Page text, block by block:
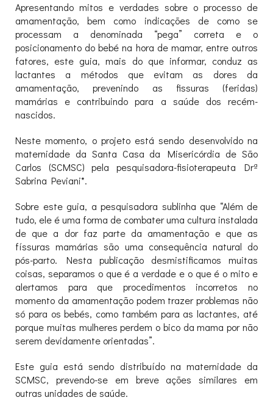
Apresentando mitos e verdades sobre o processo de
amamentação, bem como indicações de como se
processam a denominada “pega” correta e o
posicionamento do bebé na hora de mamar, entre outros
fatores, este guia, mais do que informar, conduz as
lactantes a métodos que evitam as dores da
amamentação, prevenindo as fissuras (feridas)
mamárias e contribuindo para a saúde dos recém-
nascidos.
Neste momento, o projeto está sendo desenvolvido na
maternidade da Santa Casa da Misericórdia de São
Carlos (SCMSC) pela pesquisadora-fisioterapeuta Drª
Sabrina Peviani*.
Sobre este guia, a pesquisadora sublinha que “Além de
tudo, ele é uma forma de combater uma cultura instalada
de que a dor faz parte da amamentação e que as
físsuras mamárias são uma consequência natural do
pós-parto. Nesta publicação desmistificamos muitas
coisas, separamos o que é a verdade e o que é o mito e
alertamos para que procedimentos incorretos no
momento da amamentação podem trazer problemas não
só para os bebés, como também para as lactantes, até
porque muitas mulheres perdem o bico da mama por não
serem devidamente orientadas”.
Este guia está sendo distribuído na maternidade da
SCMSC, prevendo-se em breve ações similares em
outras unidades de saúde.